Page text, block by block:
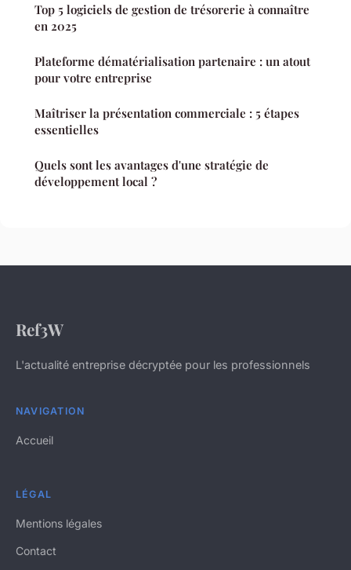
Top 5 logiciels de gestion de trésorerie à connaître
en 2025
Plateforme dématérialisation partenaire : un atout
pour votre entreprise
Maîtriser la présentation commerciale : 5 étapes
essentielles
Quels sont les avantages d'une stratégie de
développement local ?
Ref3W
L'actualité entreprise décryptée pour les professionnels
NAVIGATION
Accueil
LÉGAL
Mentions légales
Contact